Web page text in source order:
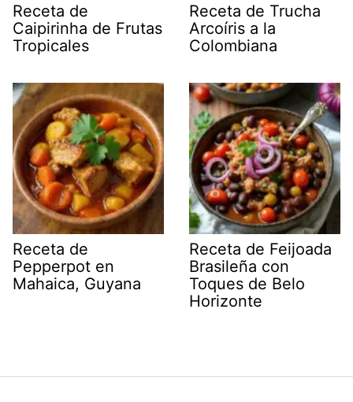
Receta de
Caipirinha de Frutas
Tropicales
Receta de Trucha
Arcoíris a la
Colombiana
Receta de
Pepperpot en
Mahaica, Guyana
Receta de Feijoada
Brasileña con
Toques de Belo
Horizonte